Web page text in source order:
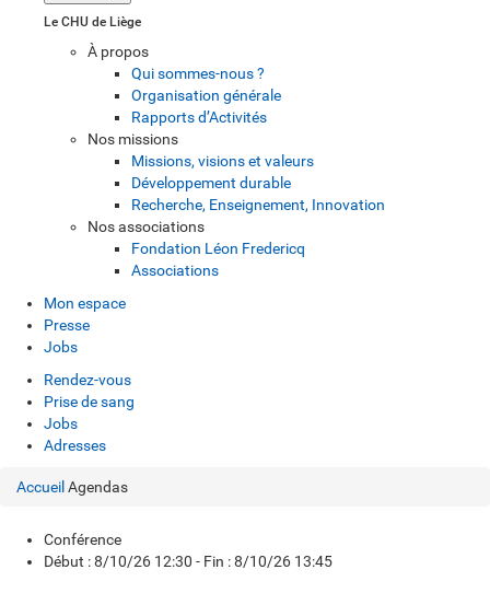
Le CHU de Liège
À propos
Qui sommes-nous ?
Organisation générale
Rapports d’Activités
Nos missions
Missions, visions et valeurs
Développement durable
Recherche, Enseignement, Innovation
Nos associations
Fondation Léon Fredericq
Associations
Mon espace
Presse
Jobs
Rendez-vous
Prise de sang
Jobs
Adresses
Accueil Agendas
Conférence
Début : 8/10/26 12:30 - Fin : 8/10/26 13:45